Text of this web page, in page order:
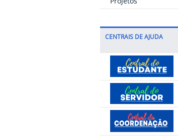
CENTRAIS DE AJUDA